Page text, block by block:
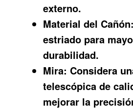
externo.
Material del Cañón:
estriado para
durabilidad.
Mira: Considera
telescópica de
mejorar la